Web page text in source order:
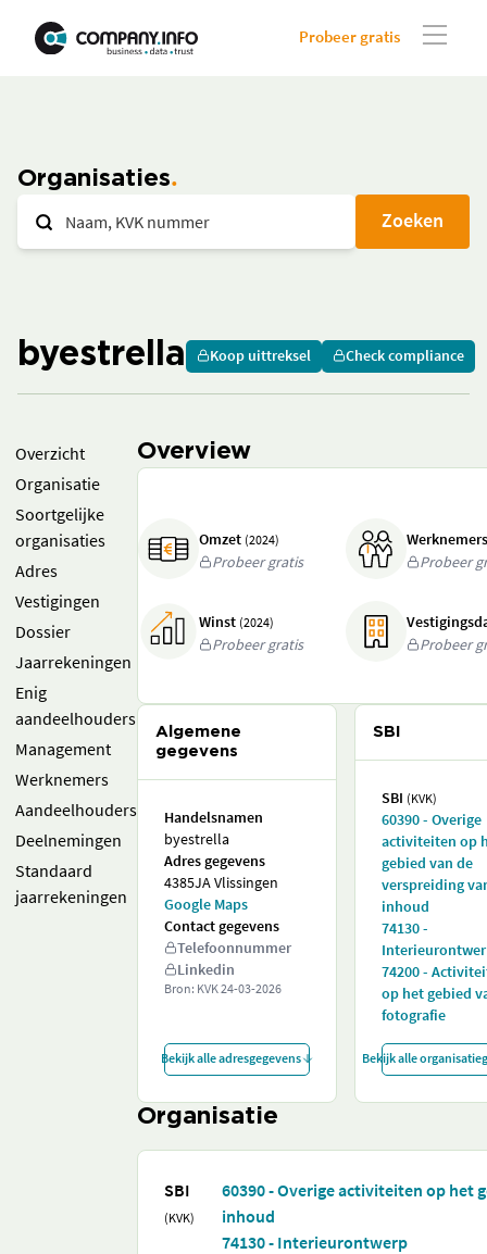
Probeer gratis
Organisaties
Zoeken
byestrella Koop uittreksel Check compliance
Overzicht
Organisatie
Soortgelijke
organisaties
Adres
Vestigingen
Dossier
Jaarrekeningen
Enig
aandeelhouders
Management
Werknemers
Aandeelhouders
Deelnemingen
Standaard
jaarrekeningen
Overview
Omzet (2024)
Probeer gratis
Probeer
Winst (2024)
Probeer gratis
Probeer
Algemene
gegevens
Handelsnamen
byestrella
Adres gegevens
4385JA Vlissingen
Google Maps
Contact gegevens
Telefoonnummer
Linkedin
Bron: KVK24-03-2026
Bekijk alle adresgegevens
SBI
SBI (KVK)
60390 - Overige
activiteiten op
gebied van de
verspreiding
inhoud
74130 -
74200 -
op het gebied
fotografie
Bekijk alle
Organisatie
SBI
(KVK)
60390 - Overige activiteiten op het
inhoud
74130 - Interieurontwerp